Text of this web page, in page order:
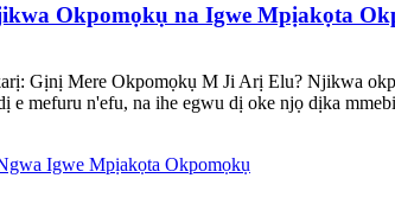
Okpomọkụ na Igwe Mpịakọta
Gịnị Mere Okpomọkụ M Ji Arị Elu? Njikwa
e mefuru n'efu, na ihe egwu dị oke njọ dịka